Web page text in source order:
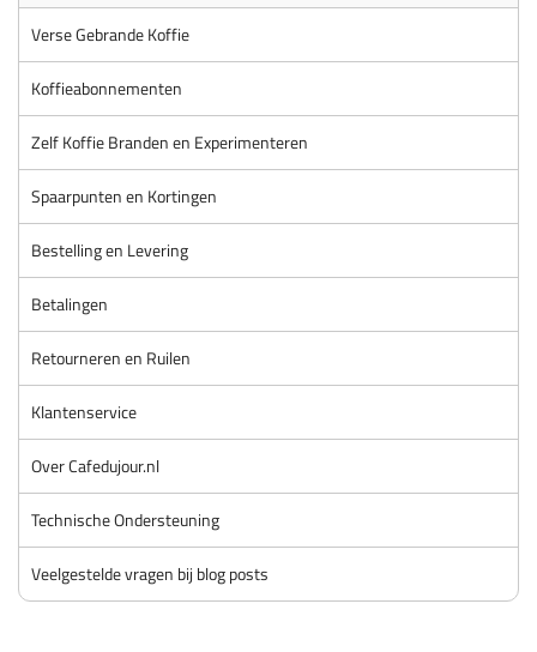
Verse Gebrande Koffie
Koffieabonnementen
Zelf Koffie Branden en Experimenteren
Spaarpunten en Kortingen
Bestelling en Levering
Betalingen
Retourneren en Ruilen
Klantenservice
Over Cafedujour.nl
Technische Ondersteuning
Veelgestelde vragen bij blog posts